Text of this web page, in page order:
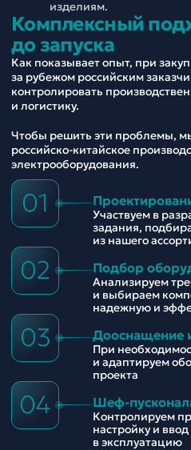
изделиям.
Комплексный
до запуска
Как показывает опыт, при
за рубежом российским
контролировать
и логистику.
Чтобы решить эти проблемы,
российско-китайское
электрооборудования.
01
Участвуем в
задания,
из нашего
02 Подбор
Анализируем
и выбираем
надежную и
03 Дооснащение
При
и адаптируем
проекта
04 Шеф-
Контролируем
настройку и
в эксплуатацию